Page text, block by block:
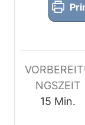
NGSZEIT
15 M
Min.